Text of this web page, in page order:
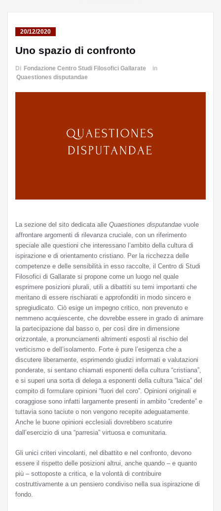
20/12/2020
Uno spazio di confronto
Di Fondazione Centro Studi Filosofici Gallarate
in
Quaestiones disputandae
La sezione del sito dedicata alle Quaestiones disputandae vuole
affrontare argomenti di rilevanza cruciale, con un riferimento
speciale alle questioni che interessano l’ambito della cultura di
ispirazione e di orientamento cristiano. Per la ricchezza delle
competenze e delle sensibilità in esso raccolte, il Centro di Studi
Filosofici di Gallarate si propone come un luogo nel quale
esprimere posizioni plurali, utili a dibattiti su temi importanti che
meritano di essere rischiarati e approfonditi in modo sincero e
spregiudicato. Ciò esige un impegno critico, non prevenuto e
nemmeno acquiescente, che dovrebbe essere in grado di animare
la partecipazione dal basso o, per così dire in dimensione
orizzontale, a pronunciamenti altrimenti esposti al rischio del
verticismo e dell’isolamento. Forte è pure l’esigenza che a
discutere liberamente, esprimendo giudizi informati e valutazioni
ponderate, si sentano chiamati esponenti della cultura “cristiana”,
e si superi una sorta di delega a esponenti della cultura “laica” del
compito di formulare opinioni “fuori del coro”. Opinioni originali e
coraggiose sono infatti largamente presenti in ambito “credente” e
tuttavia sono taciute o non vengono recepite adeguatamente.
Anche le buone opinioni ecclesiali dovrebbero scaturire
dall’esercizio di una “parresia” virtuosa e comunitaria.
Gli unici criteri vincolanti, nel dibattito e nel confronto, devono
essere il rispetto delle posizioni altrui, anche quando – e quanto
più – sottoposte a critica, e la volontà di contribuire
costruttivamente a un pensiero condiviso nella sua ispirazione di
fondo.